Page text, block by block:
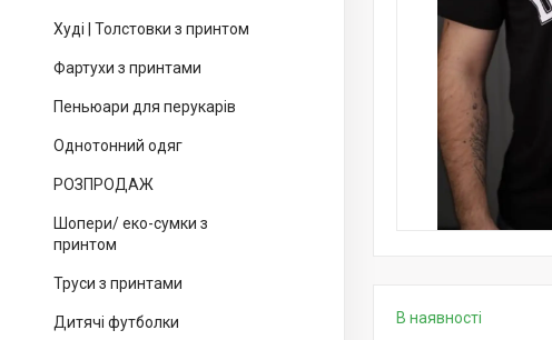
Худі | Толстовки з принтом
Фартухи з принтами
Пеньюари для перукарів
Однотонний одяг
РОЗПРОДАЖ
Шопери/ еко-сумки з
принтом
Труси з принтами
Дитячі футболки В наявності